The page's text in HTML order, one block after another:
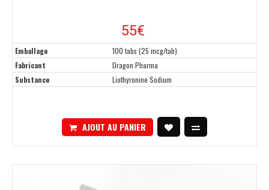
55€
Emballage
100 tabs (25 mcg/tab)
Fabricant
Dragon Pharma
Substance
Liothyronine Sodium
AJOUT AU PANIER